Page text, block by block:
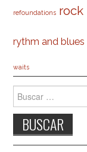
refoundations rock
rythm and blues
waits
Buscar: